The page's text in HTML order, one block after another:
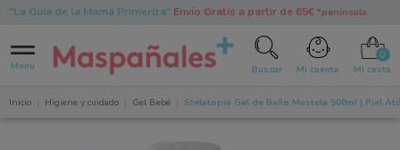
"La Guía de la Mamá Primeriza"Envío Gratis a partir de 65€ *península
Menu Buscar Mi cuenta Mi cesta
Inicio Higiene y cuidado Gel Bebé Stelatopia Gel de Baño Mustela 500ml | Piel